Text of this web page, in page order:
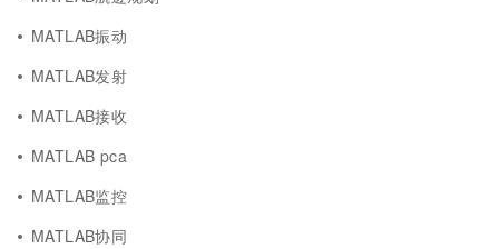
MATLAB振动
MATLAB发射
MATLAB接收
MATLAB pca
MATLAB监控
MATLAB协同